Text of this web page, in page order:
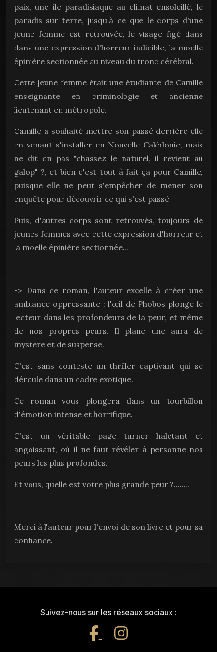
paix, une île paradisiaque au climat ensoleillé, le
paradis sur terre, jusqu'à ce que le corps d'une
jeune femme est retrouvée, le visage figé dans
dans une expression d'horreur indicible, la moelle
épinière sectionnée au niveau du tronc cérébral.
Cette jeune femme était une étudiante de Camille
enseignante en criminologie et ancienne
lieutenant en métropole.
Camille a souhaité mettre son passé derrière elle
en venant s'installer en Nouvelle Calédonie, mais
ne dit on pas "chassez le naturel, il revient au
galop" ?, et bien c'est tout à fait ça pour Camille,
puisque elle ne peut s'empêcher de mener son
enquête pour découvrir ce qui s'est passé.
Puis, d'autres corps sont retrouvés, toujours de
jeunes femmes avec cette expression d'horreur et
la moelle épinière sectionnée...
-> Dans ce roman, l'auteur excelle à créer une
ambiance oppressante : l'œil de Phobos plonge le
lecteur dans les profondeurs de la peur, et même
de nos propres peurs. Il plane une aura de
mystère et de suspense.
C'est sans conteste un thriller captivant qui se
déroule dans un cadre exotique.
Ce roman vous plongera dans un tourbillon
d'émotion intense et horrifique.
C'est un véritable page turner haletant et
angoissant, où il ne faut révéler à personne nos
peurs les plus profondes.
Et vous, quelle est votre plus grande peur ?........
Merci à l'auteur pour l'envoi de son livre et pour sa
confiance.
Suivez-nous sur les réseaux sociaux :